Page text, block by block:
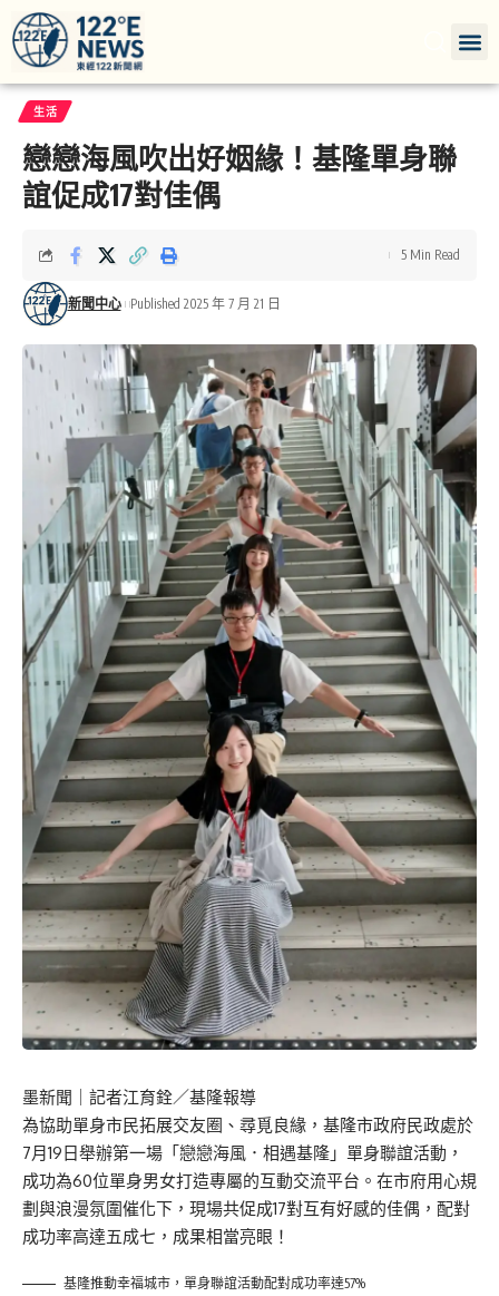
生活
戀戀海風吹出好姻緣！基隆單身聯
誼促成17對佳偶
新聞中心 Published 2025 年 7 月 21 日
5 Min Read
墨新聞 ｜記者江育銓／基隆報導
為協助單身市民拓展交友圈、尋覓良緣，基隆市政府民政處於
7月19日舉辦第一場「戀戀海風．相遇基隆」單身聯誼活動，
成功為60位單身男女打造專屬的互動交流平台。在市府用心規
劃與浪漫氛圍催化下，現場共促成17對互有好感的佳偶，配對
成功率高達五成七，成果相當亮眼！
基隆推動幸福城市，單身聯誼活動配對成功率達57%